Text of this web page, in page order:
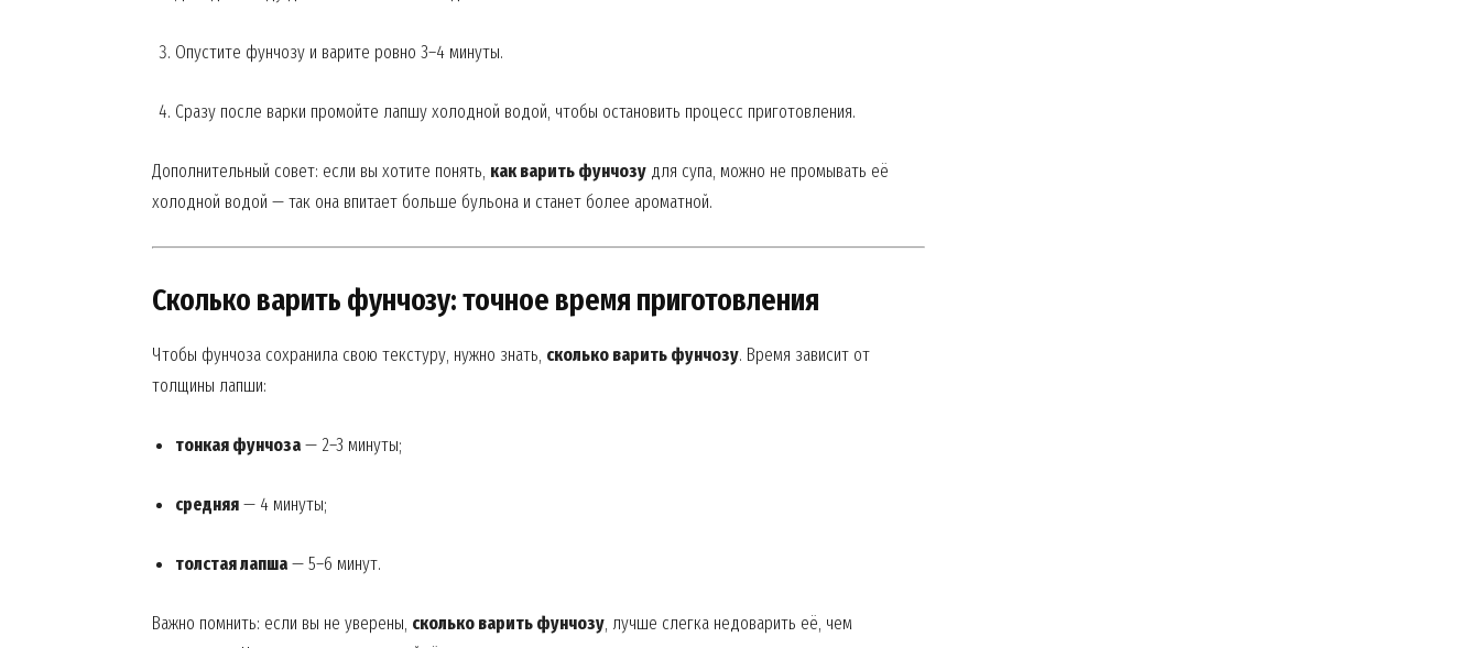
Опустите фунчозу и варите ровно 3–4 минуты.
Сразу после варки промойте лапшу холодной водой, чтобы остановить процесс приготовления.
Дополнительный совет: если вы хотите понять, как варить фунчозу для супа, можно не промывать её
холодной водой — так она впитает больше бульона и станет более ароматной.
Сколько варить фунчозу: точное время приготовления
Чтобы фунчоза сохранила свою текстуру, нужно знать, сколько варить фунчозу. Время зависит от
толщины лапши:
тонкая фунчоза— 2–3 минуты;
средняя— 4 минуты;
толстая лапша— 5–6 минут.
Важно помнить: если вы не уверены, сколько варить фунчозу, лучше слегка недоварить её, чем